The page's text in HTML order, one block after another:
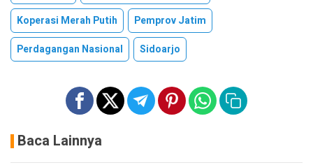
Koperasi Merah Putih
Pemprov Jatim
Perdagangan Nasional
Sidoarjo
Baca Lainnya